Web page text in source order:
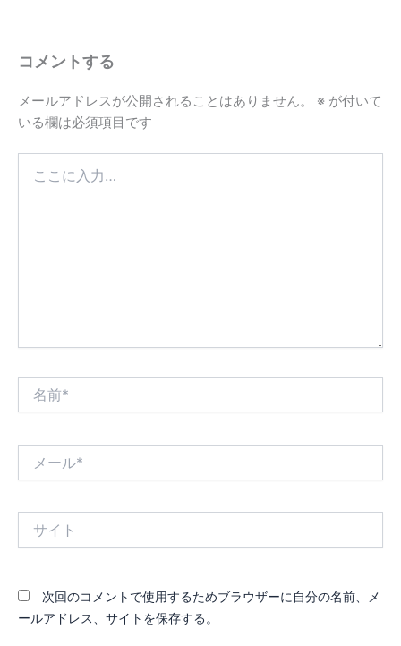
コメントする
メールアドレスが公開されることはありません。 ※ が付いて
いる欄は必須項目です
次回のコメントで使用するためブラウザーに自分の名前、メ
ールアドレス、サイトを保存する。